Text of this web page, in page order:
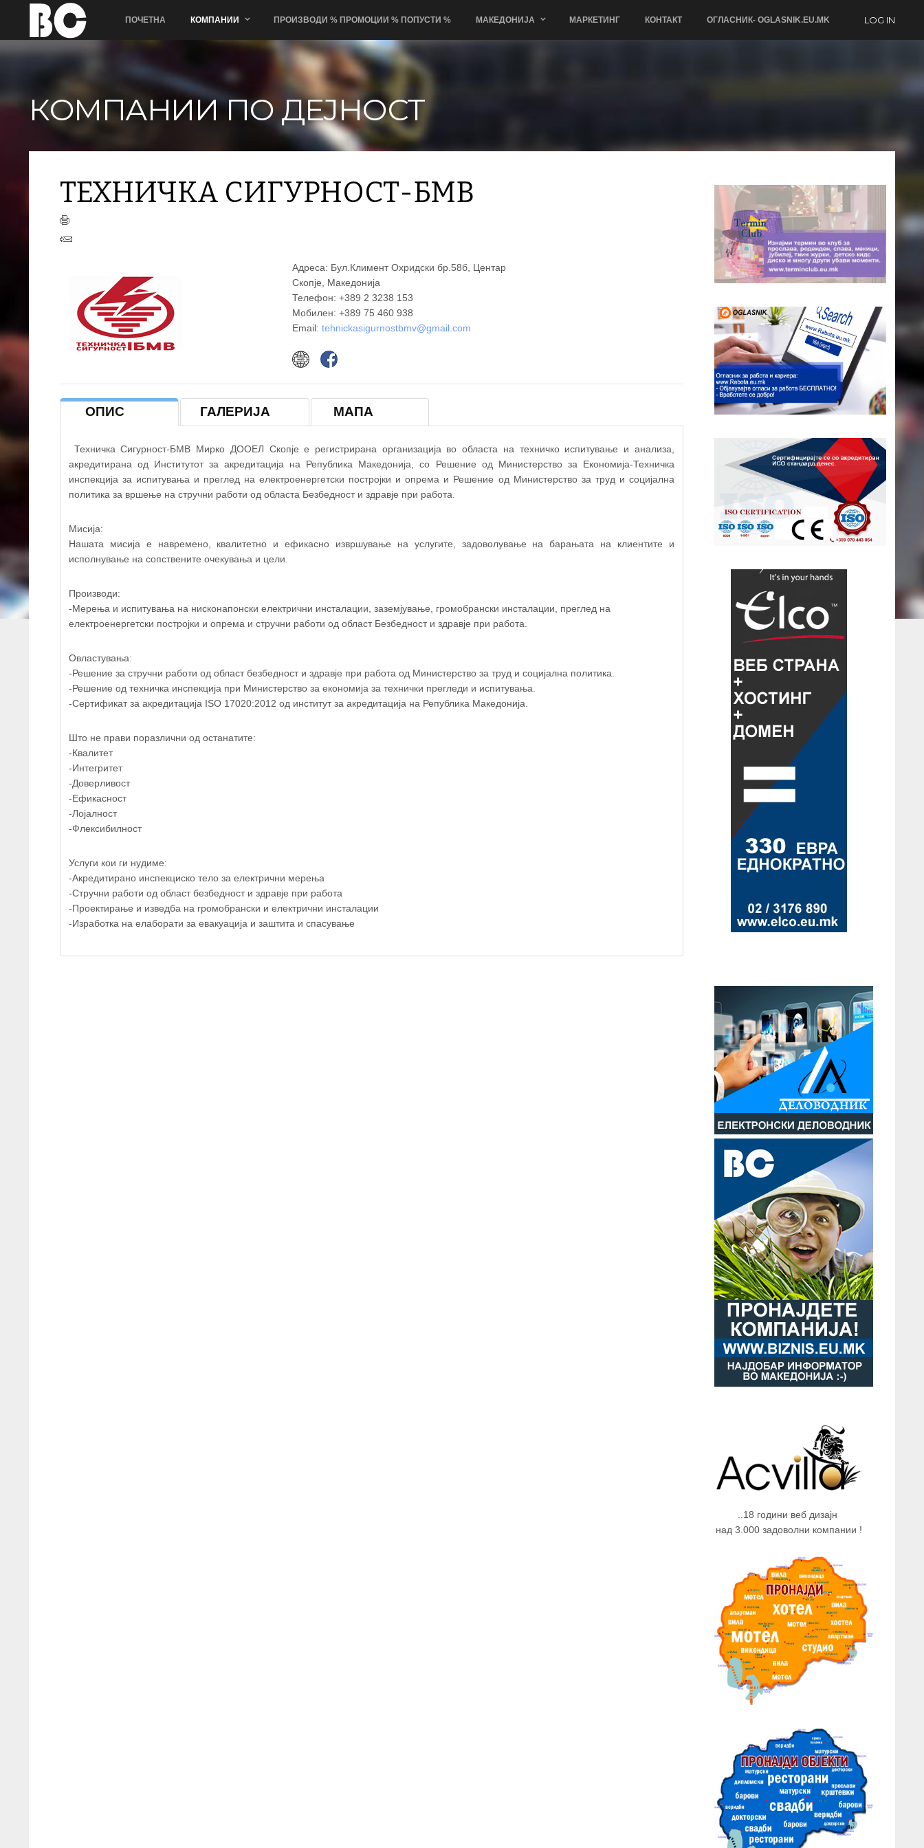
LOG IN
ПОЧЕТНА КОМПАНИИ ПРОИЗВОДИ % ПРОМОЦИИ % ПОПУСТИ % МАКЕДОНИЈА МАРКЕТИНГ КОНТАКТ ОГЛАСНИК- OGLASNIK.EU.MK
КОМПАНИИ ПО ДЕЈНОСТ
ТЕХНИЧКА СИГУРНОСТ-БМВ
Адреса: Бул.Климент Охридски бр.58б, Центар
Скопје, Македонија
Телефон: +389 2 3238 153
Мобилен: +389 75 460 938
Email: tehnickasigurnostbmv@gmail.com
ОПИС ГАЛЕРИЈА МАПА
Техничка Сигурност-БМВ Мирко ДООЕЛ Скопје е регистрирана организација во областа на техничко испитување и анализа,
акредитирана од Институтот за акредитација на Република Македонија, со Решение од Министерство за Економија-Техничка
инспекција за испитувања и преглед на електроенергетски постројки и опрема и Решение од Министерство за труд и социјална
политика за вршење на стручни работи од областа Безбедност и здравје при работа.
Мисија:
Нашата мисија е навремено, квалитетно и ефикасно извршување на услугите, задоволување на барањата на клиентите и
исполнување на сопствените очекувања и цели.
Производи:
-Мерења и испитувања на нисконапонски електрични инсталации, заземјување, громобрански инсталации, преглед на
електроенергетски постројки и опрема и стручни работи од област Безбедност и здравје при работа.
Овластувања:
-Решение за стручни работи од област безбедност и здравје при работа од Министерство за труд и социјална политика.
-Решение од техничка инспекција при Министерство за економија за технички прегледи и испитувања.
-Сертификат за акредитација ISO 17020:2012 од институт за акредитација на Република Македонија.
Што не прави поразлични од останатите:
-Квалитет
-Интегритет
-Доверливост
-Ефикасност
-Лојалност
-Флексибилност
Услуги кои ги нудиме:
-Акредитирано инспекциско тело за електрични мерења
-Стручни работи од област безбедност и здравје при работа
-Проектирање и изведба на громобрански и електрични инсталации
-Изработка на елаборати за евакуација и заштита и спасување
ТЕХНИЧКА СИГУРНОСТ-БМВ
+
−
..18 години веб дизајн
над 3.000 задоволни компании !